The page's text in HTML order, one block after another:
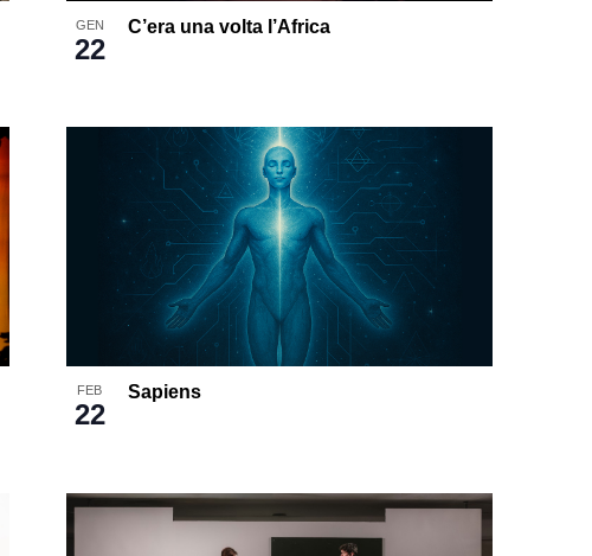
GEN
22
C’era una volta l’Africa
FEB
22
Sapiens